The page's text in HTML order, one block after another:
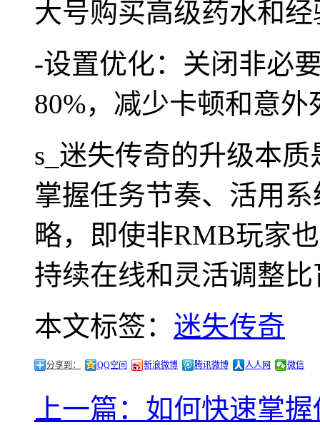
大号购买高级药水和
-设置优化：关闭非必
80%，减少卡顿和意外
s_迷失传奇的升级本
掌握任务节奏、活用
略，即使非RMB玩家
持续在线和灵活调整
本文标签： 迷失传奇
分享到： QQ空间 新浪微博 腾讯微博 人人网 微信
上一篇：如何快速掌